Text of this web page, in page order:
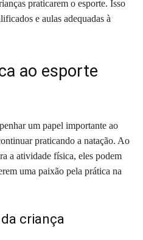
praticarem o esporte. Isso
e aulas adequadas à
ao esporte
um papel importante ao
praticando a natação. Ao
a atividade física, eles podem
uma paixão pela prática na
criança